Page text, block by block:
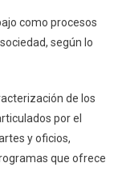
como procesos
según lo
de los
por el
y oficios,
que ofrece